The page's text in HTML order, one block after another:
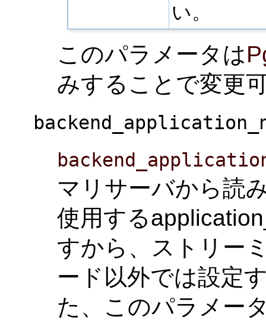
い。
このパラメータは
みすることで変更
マリサーバから読
使用する
すから、ストリー
ード以外では設定
た、このパラメー